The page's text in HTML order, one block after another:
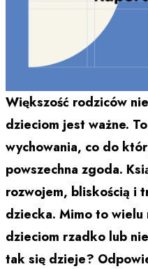
Większość rodziców
dzieciom jest ważne.
wychowania, co do
powszechna zgoda.
rozwojem, bliskością i
dziecka. Mimo to
dzieciom rzadko lub
tak się dzieje?